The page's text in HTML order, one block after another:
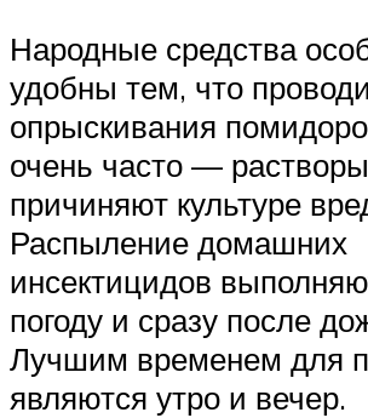
Народные средства
удобны тем, что
опрыскивания
очень часто —
причиняют культуре
Распыление домашних
инсектицидов
погоду и сразу после
Лучшим временем для
являются утро и вечер.